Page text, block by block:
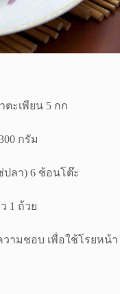
ะเพียน 5 กก
กรัม
ลา) 6 ช้อนโต๊ะ
1 ถ้วย
ามชอบ เพื่อใช้โรยหน้า